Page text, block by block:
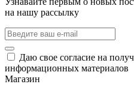
на нашу рассылку
Даю свое согласие на
информационных материалов
Магазин